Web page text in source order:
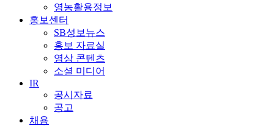
영농활용정보
홍보센터
SB성보뉴스
홍보 자료실
영상 콘텐츠
소셜 미디어
IR
공시자료
공고
채용